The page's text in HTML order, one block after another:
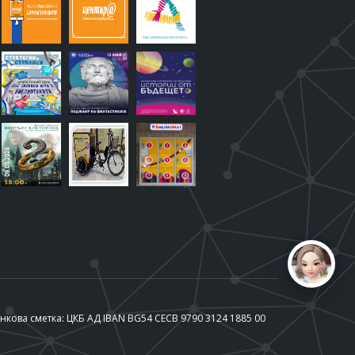
сметка: ЦКБ АД IBAN BG54 CECB 9790 3124 1885 00